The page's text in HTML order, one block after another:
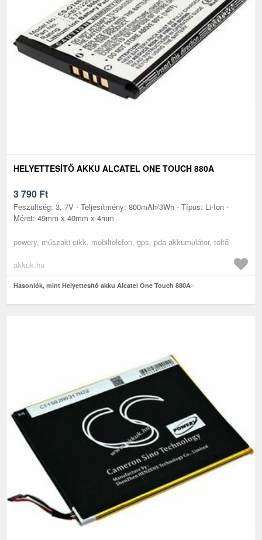
HELYETTESÍTŐ AKKU ALCATEL ONE TOUCH 880A
3 790 Ft
Feszültség: 3, 7V - Teljesítmény: 800mAh/3Wh - Típus: Li-Ion -
Méret: 49mm x 40mm x 4mm
powery, műszaki cikk, mobiltelefon, gps, pda akkumulátor, töltő
akkuk.hu
Hasonlók, mint Helyettesítő akku Alcatel One Touch 880A